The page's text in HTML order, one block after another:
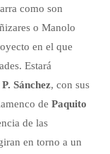
como son
o Manolo
en el que
Estará
Sánchez, con sus
dePaquito
de las
en torno a un